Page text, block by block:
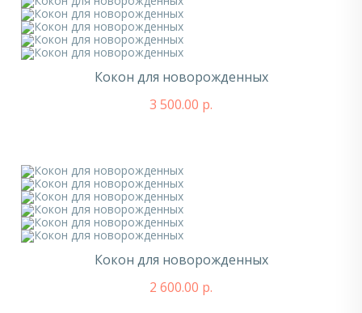
Кокон для новорожденных
3 500.00 р.
Кокон для новорожденных
2 600.00 р.